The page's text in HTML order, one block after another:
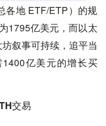
各地 ETF/ETP）的规
1795亿美元，而以太
叙事可持续，追平当
亿美元的增长买
交易